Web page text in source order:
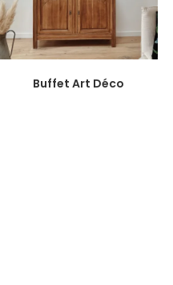
Buffet Art Déco